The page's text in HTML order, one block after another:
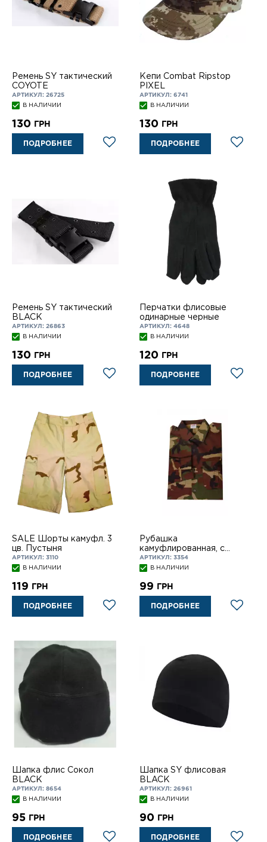
Ремень SY тактический
COYOTE
АРТИКУЛ: 26725
В НАЛИЧИИ
130 ГРН
ПОДРОБНЕЕ
Кепи Combat Ripstop
PIXEL
АРТИКУЛ: 6741
В НАЛИЧИИ
130 ГРН
ПОДРОБНЕЕ
Ремень SY тактический
BLACK
АРТИКУЛ: 26863
В НАЛИЧИИ
130 ГРН
ПОДРОБНЕЕ
Перчатки флисовые
одинарные черные
АРТИКУЛ: 4648
В НАЛИЧИИ
120 ГРН
ПОДРОБНЕЕ
SALE Шорты камуфл. 3
цв. Пустыня
АРТИКУЛ: 3110
В НАЛИЧИИ
119 ГРН
ПОДРОБНЕЕ
Рубашка
камуфлированная, с
регулируемым рукавом в
брюки
АРТИКУЛ: 3354
В НАЛИЧИИ
99 ГРН
ПОДРОБНЕЕ
Шапка флис Сокол
BLACK
АРТИКУЛ: 8654
В НАЛИЧИИ
95 ГРН
ПОДРОБНЕЕ
Шапка SY флисовая
BLACK
АРТИКУЛ: 26961
В НАЛИЧИИ
90 ГРН
ПОДРОБНЕЕ